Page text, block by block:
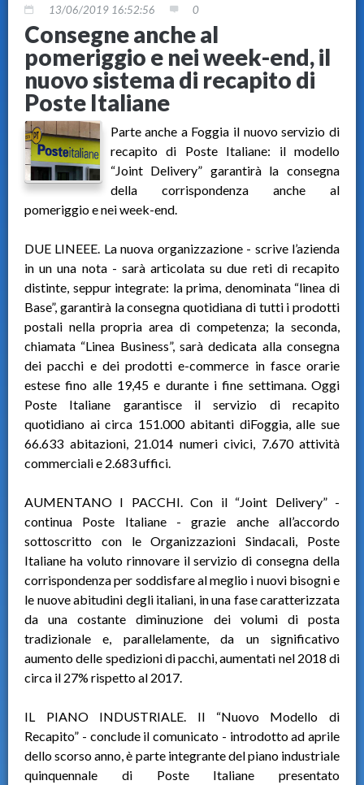
13/06/2019 16:52:56 0
Consegne anche al
pomeriggio e nei week-end, il
nuovo sistema di recapito di
Poste Italiane
Parte anche a Foggia il nuovo servizio di
recapito di Poste Italiane: il modello
“Joint Delivery” garantirà la consegna
della corrispondenza anche al
pomeriggio e nei week-end.
DUE LINEEE. La nuova organizzazione - scrive l’azienda
in un una nota - sarà articolata su due reti di recapito
distinte, seppur integrate: la prima, denominata “linea di
Base”, garantirà la consegna quotidiana di tutti i prodotti
postali nella propria area di competenza; la seconda,
chiamata “Linea Business”, sarà dedicata alla consegna
dei pacchi e dei prodotti e-commerce in fasce orarie
estese fino alle 19,45 e durante i fine settimana. Oggi
Poste Italiane garantisce il servizio di recapito
quotidiano ai circa 151.000 abitanti diFoggia, alle sue
66.633 abitazioni, 21.014 numeri civici, 7.670 attività
commerciali e 2.683 uffici.
AUMENTANO I PACCHI. Con il “Joint Delivery” -
continua Poste Italiane - grazie anche all’accordo
sottoscritto con le Organizzazioni Sindacali, Poste
Italiane ha voluto rinnovare il servizio di consegna della
corrispondenza per soddisfare al meglio i nuovi bisogni e
le nuove abitudini degli italiani, in una fase caratterizzata
da una costante diminuzione dei volumi di posta
tradizionale e, parallelamente, da un significativo
aumento delle spedizioni di pacchi, aumentati nel 2018 di
circa il 27% rispetto al 2017.
IL PIANO INDUSTRIALE. Il “Nuovo Modello di
Recapito” - conclude il comunicato - introdotto ad aprile
dello scorso anno, è parte integrante del piano industriale
quinquennale di Poste Italiane presentato